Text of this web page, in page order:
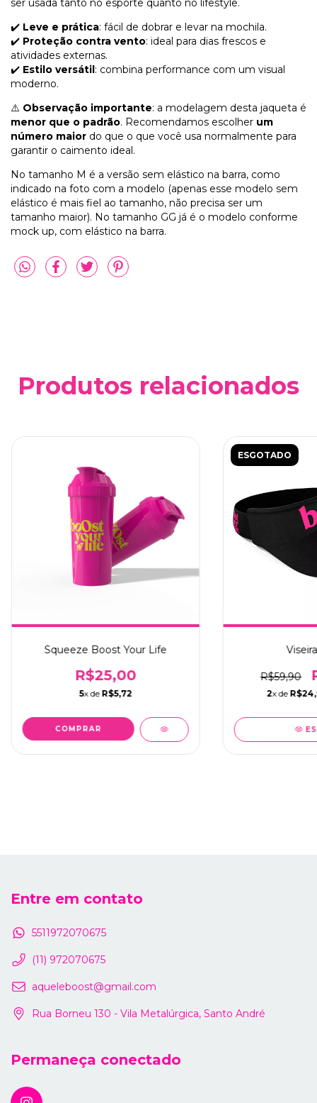
ser usada tanto no esporte quanto no lifestyle.
✔️ Leve e prática: fácil de dobrar e levar na mochila.
✔️ Proteção contra vento: ideal para dias frescos e
atividades externas.
✔️ Estilo versátil: combina performance com um visual
moderno.
⚠️ Observação importante: a modelagem desta jaqueta é
menor que o padrão. Recomendamos escolher um
número maior do que o que você usa normalmente para
garantir o caimento ideal.
No tamanho M é a versão sem elástico na barra, como
indicado na foto com a modelo (apenas esse modelo sem
elástico é mais fiel ao tamanho, não precisa ser um
tamanho maior). No tamanho GG já é o modelo conforme
mock up, com elástico na barra.
Produtos relacionados
Squeeze Boost Your Life
R$25,00
5x de R$5,72
COMPRAR
ESGOTADO
R$59,90
2x de
Entre em contato
5511972070675
(11) 972070675
aqueleboost@gmail.com
Rua Borneu 130 - Vila Metalúrgica, Santo André
Permaneça conectado